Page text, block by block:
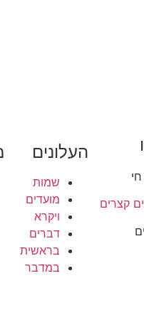
קצרים
העלונים
שמות
מועדים
ויקרא
דברים
בראשית
במדבר